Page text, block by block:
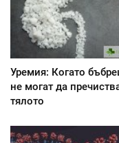
Уремия: Когато
не могат да
тялото